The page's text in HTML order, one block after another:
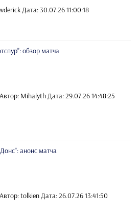
Дата: 30.07.26 11:00:18
обзор матча
Автор: MihalythДата: 29.07.26 14:48:25
анонс матча
Автор: tolkienДата: 26.07.26 13:41:50